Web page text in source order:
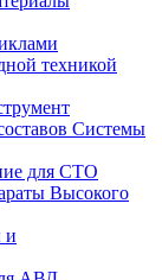
техникой
Системы
для СТО
Высокого
и